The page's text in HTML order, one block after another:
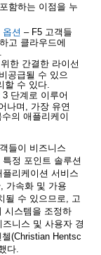
포함하는 이점을 누
옵션 – F5 고객들
고 클라우드에
위한 간결한 라이선
비공급될 수 있으
할 수 있다
3 단계로 이루어
나며 가장 유연
수의 애플리케이
들이 비즈니스
특정 포인트 솔루션
플리케이션 서비스
가속화 및 가용
될 수 있으므로
고
시스템을 조정하
즈니스 및 사용자 경
(Christian Hentsc
다